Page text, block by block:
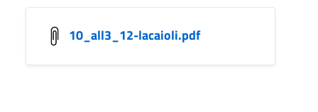
10_all3_12-lacaioli.pdf